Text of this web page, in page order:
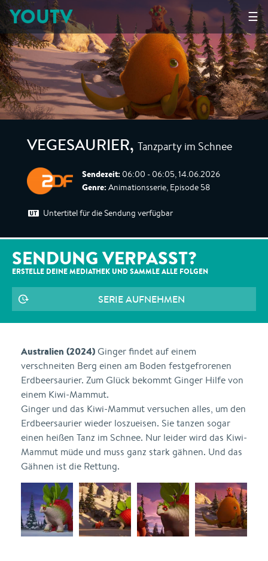
☰
YOUTV
VEGESAURIER, Tanzparty im Schnee
Sendezeit: 06:00 - 06:05, 14.06.2026
Genre: Animationsserie, Episode 58
Untertitel für die Sendung verfügbar
SENDUNG VERPASST?
ERSTELLE DEINE MEDIATHEK UND SAMMLE ALLE FOLGEN
SERIE AUFNEHMEN
Australien (2024)Ginger findet auf einem
verschneiten Berg einen am Boden festgefrorenen
Erdbeersaurier. Zum Glück bekommt Ginger Hilfe von
einem Kiwi-Mammut.
Ginger und das Kiwi-Mammut versuchen alles, um den
Erdbeersaurier wieder loszueisen. Sie tanzen sogar
einen heißen Tanz im Schnee. Nur leider wird das Kiwi-
Mammut müde und muss ganz stark gähnen. Und das
Gähnen ist die Rettung.